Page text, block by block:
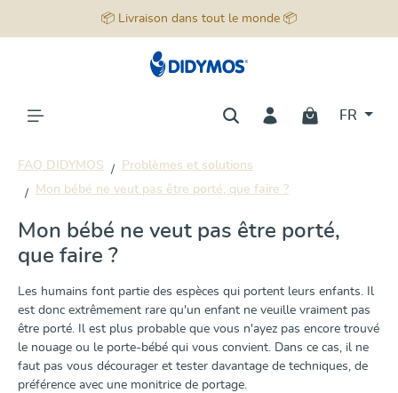
📦 Livraison dans tout le monde 📦
FR
FAQ DIDYMOS
Problèmes et solutions
Mon bébé ne veut pas être porté, que faire ?
Mon bébé ne veut pas être porté,
que faire ?
Les humains font partie des espèces qui portent leurs enfants. Il
est donc extrêmement rare qu'un enfant ne veuille vraiment pas
être porté. Il est plus probable que vous n'ayez pas encore trouvé
le nouage ou le porte-bébé qui vous convient. Dans ce cas, il ne
faut pas vous décourager et tester davantage de techniques, de
préférence avec une monitrice de portage.